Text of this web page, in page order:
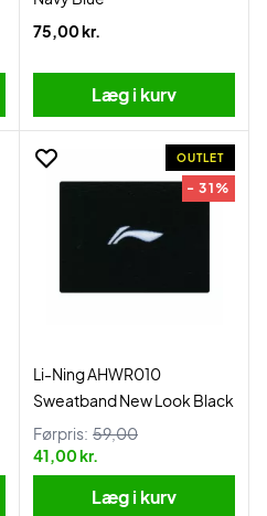
75,00 kr.
Læg i kurv
OUTLET
- 31%
Li-Ning AHWR010
Sweatband New Look Black
Førpris: 59,00
41,00 kr.
Læg i kurv